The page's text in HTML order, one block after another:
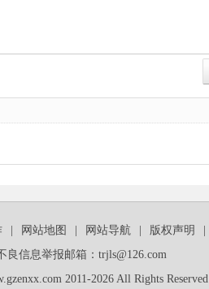
网站地图 网站导航 版权声明
良信息举报邮箱：trjls@126.com
2011-2026 All Rights Reserved